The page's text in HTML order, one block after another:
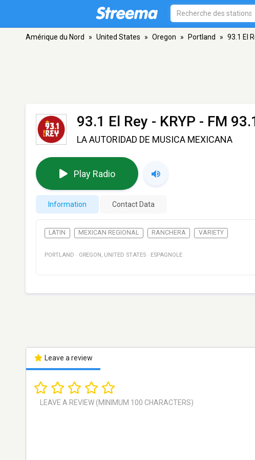
Amérique du Nord » United States » Oregon » Portland » 93.1 El
93.1 El Rey - KRYP - FM
LA AUTORIDAD DE MUSICA MEXICANA
Play Radio
Information Contact Data
LATIN MEXICAN REGIONAL RANCHERA VARIETY
PORTLAND · OREGON , UNITED STATES · ESPAGNOLE
Leave a review